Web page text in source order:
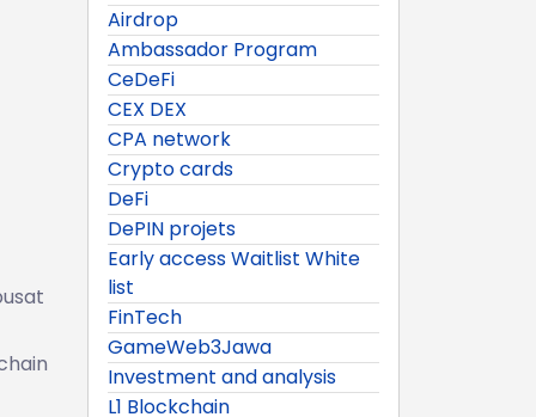
Airdrop
Ambassador Program
CeDeFi
CEX DEX
CPA network
Crypto cards
DeFi
DePIN projets
Early access Waitlist White
list
FinTech
GameWeb3Jawa
Investment and analysis
L1 Blockchain